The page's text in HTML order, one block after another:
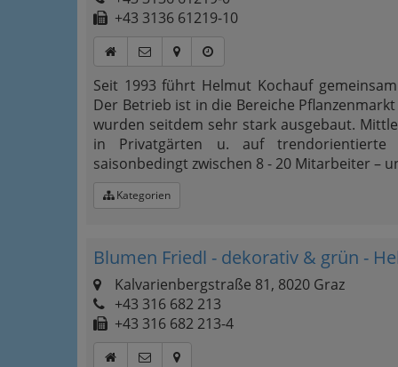
+43 3136 61219-10
Seit 1993 führt Helmut Kochauf
Der Betrieb ist in die Bereiche
wurden seitdem sehr stark ausgebaut.
in Privatgärten u. auf trendorientierte
saisonbedingt zwischen 8 - 20 Mitarbeiter –
Kategorien
Blumen Friedl - dekorativ & grün -
Kalvarienbergstraße 81, 8020 Graz
+43 316 682 213
+43 316 682 213-4